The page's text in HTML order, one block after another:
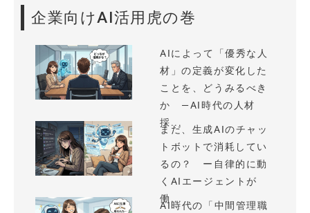
企業向けAI活用虎の巻
AIによって「優秀な人
材」の定義が変化した
ことを、どうみるべき
か —AI時代の人材
採...
まだ、生成AIのチャッ
トボットで消耗してい
るの？ ー自律的に動
くAIエージェントが
働...
AI時代の「中間管理職